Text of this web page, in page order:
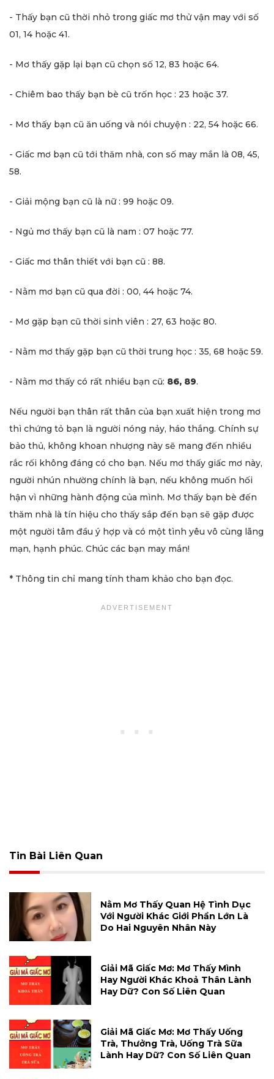
- Thấy bạn cũ thời nhỏ trong giấc mơ thử vận may với số
01, 14 hoặc 41.
- Mơ thấy gặp lại bạn cũ chọn số 12, 83 hoặc 64.
- Chiêm bao thấy bạn bè cũ trốn học : 23 hoặc 37.
- Mơ thấy bạn cũ ăn uống và nói chuyện : 22, 54 hoặc 66.
- Giấc mơ bạn cũ tới thăm nhà, con số may mắn là 08, 45,
58.
- Giải mộng bạn cũ là nữ : 99 hoặc 09.
- Ngủ mơ thấy bạn cũ là nam : 07 hoặc 77.
- Giấc mơ thân thiết với bạn cũ : 88.
- Nằm mơ bạn cũ qua đời : 00, 44 hoặc 74.
- Mơ gặp bạn cũ thời sinh viên : 27, 63 hoặc 80.
- Nằm mơ thấy gặp bạn cũ thời trung học : 35, 68 hoặc 59.
- Nằm mơ thấy có rất nhiều bạn cũ: 86, 89.
Nếu người bạn thân rất thân của bạn xuất hiện trong mơ
thì chứng tỏ bạn là người nóng nảy, háo thắng. Chính sự
bảo thủ, không khoan nhượng này sẽ mang đến nhiều
rắc rối không đáng có cho bạn. Nếu mơ thấy giấc mơ này,
người nhún nhường chính là bạn, nếu không muốn hối
hận vì những hành động của mình. Mơ thấy bạn bè đến
thăm nhà là tín hiệu cho thấy sắp đến bạn sẽ gặp được
một người tâm đầu ý hợp và có một tình yêu vô cùng lãng
mạn, hạnh phúc. Chúc các bạn may mắn!
* Thông tin chỉ mang tính tham khảo cho bạn đọc.
Tin Bài Liên Quan
Nằm Mơ Thấy Quan Hệ Tình Dục
Với Người Khác Giới Phần Lớn Là
Do Hai Nguyên Nhân Này
Giải Mã Giấc Mơ: Mơ Thấy Mình
Hay Người Khác Khoả Thân Lành
Hay Dữ? Con Số Liên Quan
Giải Mã Giấc Mơ: Mơ Thấy Uống
Trà, Thưởng Trà, Uống Trà Sữa
Lành Hay Dữ? Con Số Liên Quan